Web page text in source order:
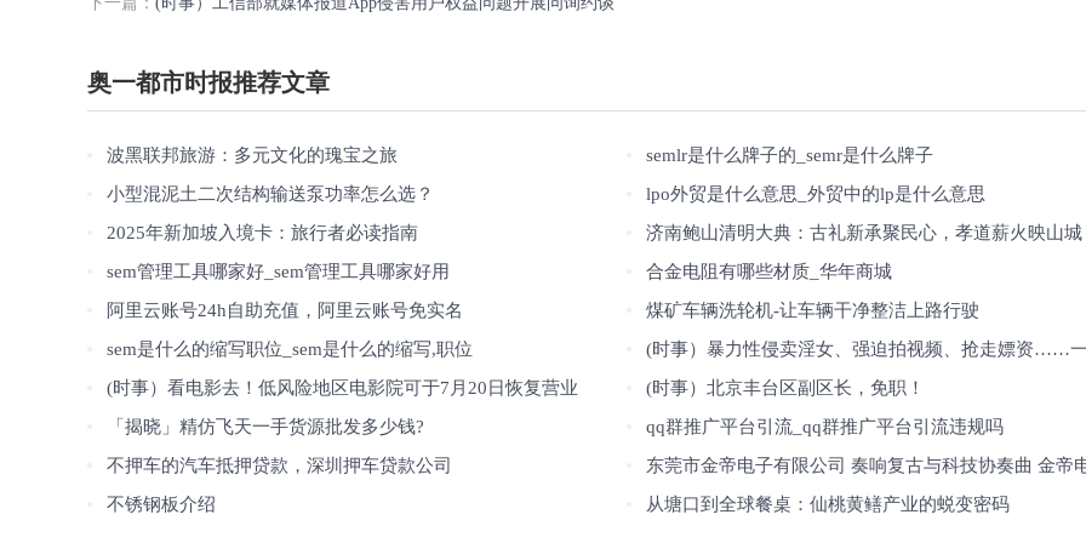
奥一都市时报推荐文章
波黑联邦旅游：多元文化的瑰宝之旅
semlr是什么牌子的_semr是什么牌子
小型混泥土二次结构输送泵功率怎么选？
lpo外贸是什么意思_外贸中的lp是什么意思
2025年新加坡入境卡：旅行者必读指南
济南鲍山清明大典：古礼新承聚民心，孝道薪火映山城
sem管理工具哪家好_sem管理工具哪家好用
合金电阻有哪些材质_华年商城
阿里云账号24h自助充值，阿里云账号免实名
煤矿车辆洗轮机-让车辆干净整洁上路行驶
sem是什么的缩写职位_sem是什么的缩写,职位
(时事）暴力性侵卖淫女、强迫拍视频、抢走嫖资……一在读研究生数罪并罚
(时事）看电影去！低风险地区电影院可于7月20日恢复营业
(时事）北京丰台区副区长，免职！
「揭晓」精仿飞天一手货源批发多少钱?
qq群推广平台引流_qq群推广平台引流违规吗
不押车的汽车抵押贷款，深圳押车贷款公司
东莞市金帝电子有限公司 奏响复古与科技协奏曲 金帝电子以匠心打造复古蓝
不锈钢板介绍
从塘口到全球餐桌：仙桃黄鳝产业的蜕变密码